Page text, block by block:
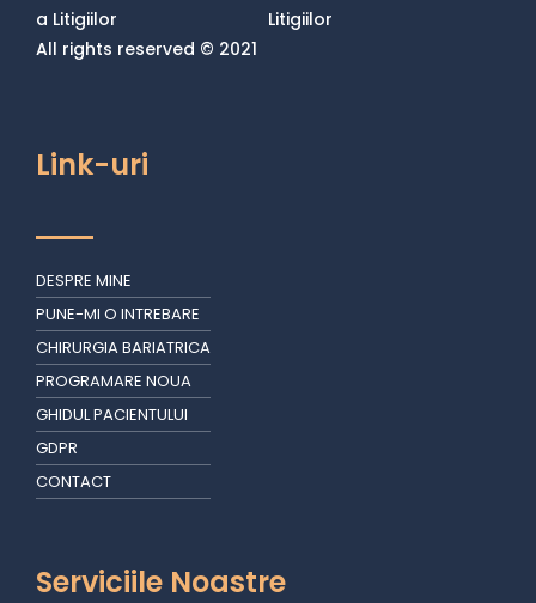
All rights reserved © 2021
Link-uri
DESPRE MINE
PUNE-MI O INTREBARE
CHIRURGIA BARIATRICA
PROGRAMARE NOUA
GHIDUL PACIENTULUI
GDPR
CONTACT
Serviciile Noastre